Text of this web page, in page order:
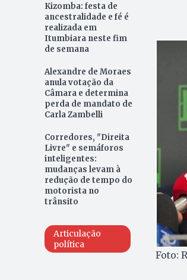
Kizomba: festa de
ancestralidade e fé é
realizada em
Itumbiara neste fim
de semana
Alexandre de Moraes
anula votação da
Câmara e determina
perda de mandato de
Carla Zambelli
Corredores, "Direita
Livre" e semáforos
inteligentes:
mudanças levam à
redução de tempo do
motorista no
trânsito
Articulação
política
Foto: